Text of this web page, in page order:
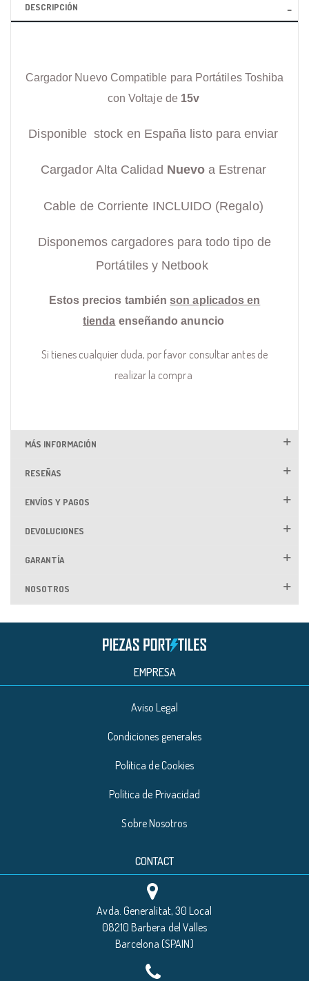
DESCRIPCIÓN
Cargador Nuevo Compatible para Portátiles Toshiba
con Voltaje de 15v
Disponible stock en España listo para enviar
Cargador Alta Calidad Nuevo a Estrenar
Cable de Corriente INCLUIDO (Regalo)
Disponemos cargadores para todo tipo de
Portátiles y Netbook
Estos precios también son aplicados en
tienda enseñando anuncio
Si tienes cualquier duda, por favor consultar antes de
realizar la compra
MÁS INFORMACIÓN
RESEÑAS
ENVÍOS Y PAGOS
DEVOLUCIONES
GARANTÍA
NOSOTROS
EMPRESA
Aviso Legal
Condiciones generales
Política de Cookies
Política de Privacidad
Sobre Nosotros
CONTACT
Avda. Generalitat, 30 Local
08210 Barbera del Valles
Barcelona (SPAIN)